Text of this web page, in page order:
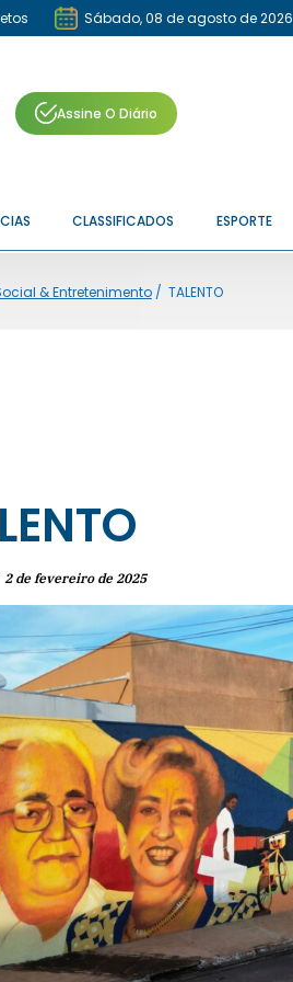
Sábado, 08 de agosto de 2026
Assine O Diário
CLASSIFICADOS ESPORTE
& Entretenimento/ TALENTO
2 de fevereiro de 2025